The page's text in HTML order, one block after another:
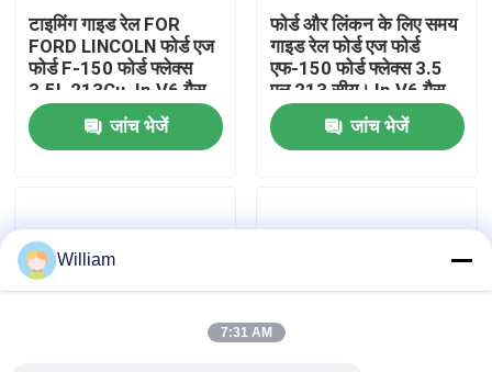
कारखाने का दौरा
गुणवत्ता नियंत्रण
हमसे संपर्क करें
बोली मांगें
टाइमिंग गाइड रेल FOR
FORD LINCOLN फोर्ड एज
फोर्ड F-150 फोर्ड फ्लेक्स
3.5L 213Cu. In.V6 गैस
DOHC AT4Z6B274A
जांच भेजें
फोर्ड और लिंकन के लिए समय
गाइड रेल फोर्ड एज फोर्ड
एफ-150 फोर्ड फ्लेक्स 3.5
एल 213 सीयू। In.V6 गैस
DOHC AT4Z6K297B
जांच भेजें
William
7:31 AM